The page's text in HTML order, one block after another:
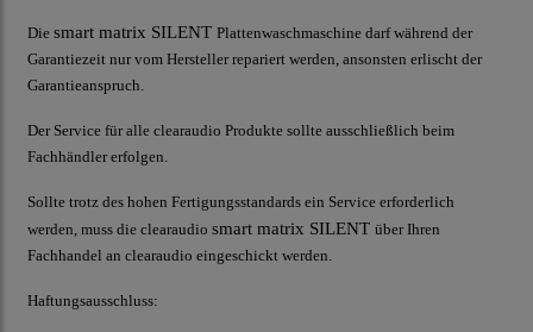
Die smart matrix SILENT Plattenwaschmaschine darf während der
Garantiezeit nur vom Hersteller repariert werden, ansonsten erlischt der
Garantieanspruch.
Der Service für alle clearaudio Produkte sollte ausschließlich beim
Fachhändler erfolgen.
Sollte trotz des hohen Fertigungsstandards ein Service erforderlich
werden, muss die clearaudio smart matrix SILENT über Ihren
Fachhandel an clearaudio eingeschickt werden.
Haftungsausschluss: